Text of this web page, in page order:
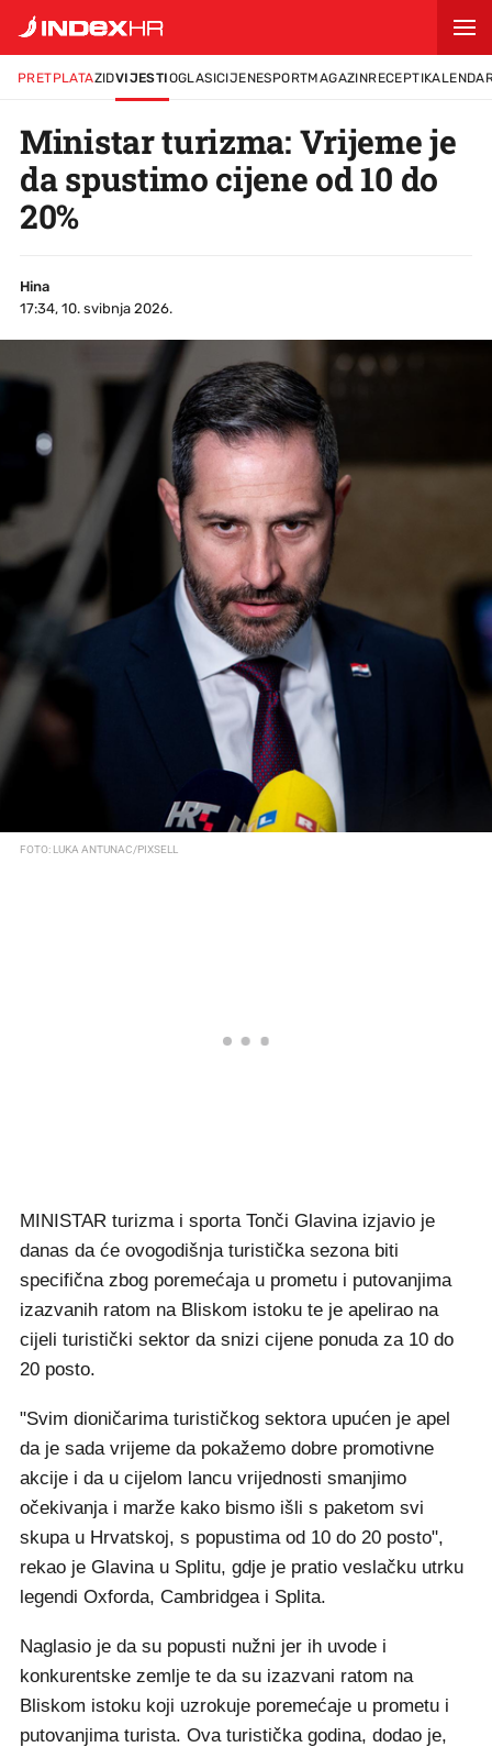
PRETPLATAZIDVIJESTIOGLASICIJENESPORTMAGAZINRECEPTI
Ministar turizma: Vrijeme je
da spustimo cijene od 10 do
20%
Hina
17:34, 10. svibnja 2026.
FOTO: LUKA ANTUNAC/PIXSELL
MINISTAR turizma i sporta Tonči Glavina izjavio je
danas da će ovogodišnja turistička sezona biti
specifična zbog poremećaja u prometu i putovanjima
izazvanih ratom na Bliskom istoku te je apelirao na
cijeli turistički sektor da snizi cijene ponuda za 10 do
20 posto.
"Svim dioničarima turističkog sektora upućen je apel
da je sada vrijeme da pokažemo dobre promotivne
akcije i da u cijelom lancu vrijednosti smanjimo
očekivanja i marže kako bismo išli s paketom svi
skupa u Hrvatskoj, s popustima od 10 do 20 posto",
rekao je Glavina u Splitu, gdje je pratio veslačku utrku
legendi Oxforda, Cambridgea i Splita.
Naglasio je da su popusti nužni jer ih uvode i
konkurentske zemlje te da su izazvani ratom na
Bliskom istoku koji uzrokuje poremećaje u prometu i
putovanjima turista. Ova turistička godina, dodao je,